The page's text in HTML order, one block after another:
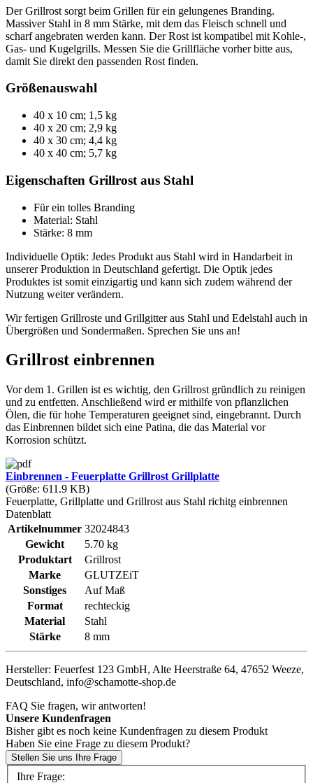
Der Grillrost sorgt beim Grillen für ein gelungenes Branding.
Massiver Stahl in 8 mm Stärke, mit dem das Fleisch schnell und
scharf angebraten werden kann. Der Rost ist kompatibel mit Kohle-,
Gas- und Kugelgrills. Messen Sie die Grillfläche vorher bitte aus,
damit Sie direkt den passenden Rost finden.
Größenauswahl
40 x 10 cm; 1,5 kg
40 x 20 cm; 2,9 kg
40 x 30 cm; 4,4 kg
40 x 40 cm; 5,7 kg
Eigenschaften Grillrost aus Stahl
Für ein tolles Branding
Material: Stahl
Stärke: 8 mm
Individuelle Optik: Jedes Produkt aus Stahl wird in Handarbeit in
unserer Produktion in Deutschland gefertigt. Die Optik jedes
Produktes ist somit einzigartig und kann sich zudem während der
Nutzung weiter verändern.
Wir fertigen Grillroste und Grillgitter aus Stahl und Edelstahl auch in
Übergrößen und Sondermaßen. Sprechen Sie uns an!
Grillrost einbrennen
Vor dem 1. Grillen ist es wichtig, den Grillrost gründlich zu reinigen
und zu entfetten. Anschließend wird er mithilfe von pflanzlichen
Ölen, die für hohe Temperaturen geeignet sind, eingebrannt. Durch
das Einbrennen bildet sich eine Patina, die das Material vor
Korrosion schützt.
Einbrennen - Feuerplatte Grillrost Grillplatte
(Größe: 611.9 KB)
Feuerplatte, Grillplatte und Grillrost aus Stahl richitg einbrennen
Datenblatt
Artikelnummer 32024843
Gewicht
5.70 kg
Produktart
Grillrost
Marke
GLUTZEiT
Sonstiges
Auf Maß
Format
rechteckig
Material
Stahl
Stärke
8 mm
Hersteller: Feuerfest 123 GmbH, Alte Heerstraße 64, 47652 Weeze,
Deutschland, info@schamotte-shop.de
FAQ Sie fragen, wir antworten!
Unsere Kundenfragen
Bisher gibt es noch keine Kundenfragen zu diesem Produkt
Haben Sie eine Frage zu diesem Produkt?
Stellen Sie uns Ihre Frage
Ihre Frage: